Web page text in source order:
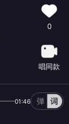
0
唱同款
01:46